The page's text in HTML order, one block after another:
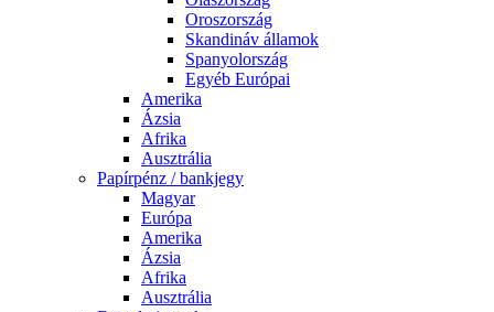
Oroszország
Skandináv államok
Spanyolország
Egyéb Európai
Amerika
Ázsia
Afrika
Ausztrália
Papírpénz / bankjegy
Magyar
Európa
Amerika
Ázsia
Afrika
Ausztrália